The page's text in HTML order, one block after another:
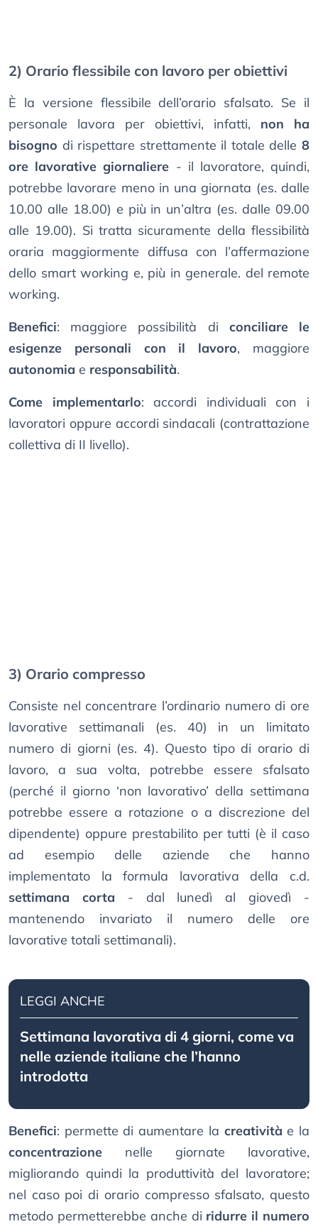
2) Orario flessibile con lavoro per obiettivi
È la versione flessibile dell’orario sfalsato. Se il
personale lavora per obiettivi, infatti, non ha
bisogno di rispettare strettamente il totale delle 8
ore lavorative giornaliere - il lavoratore, quindi,
potrebbe lavorare meno in una giornata (es. dalle
10.00 alle 18.00) e più in un’altra (es. dalle 09.00
alle 19.00). Si tratta sicuramente della flessibilità
oraria maggiormente diffusa con l’affermazione
dello smart working e, più in generale. del remote
working.
Benefici: maggiore possibilità di conciliare le
esigenze personali con il lavoro, maggiore
autonomia e responsabilità.
Come implementarlo: accordi individuali con i
lavoratori oppure accordi sindacali (contrattazione
collettiva di II livello).
3) Orario compresso
Consiste nel concentrare l’ordinario numero di ore
lavorative settimanali (es. 40) in un limitato
numero di giorni (es. 4). Questo tipo di orario di
lavoro, a sua volta, potrebbe essere sfalsato
(perché il giorno ‘non lavorativo’ della settimana
potrebbe essere a rotazione o a discrezione del
dipendente) oppure prestabilito per tutti (è il caso
ad esempio delle aziende che hanno
implementato la formula lavorativa della c.d.
settimana corta - dal lunedì al giovedì -
mantenendo invariato il numero delle ore
lavorative totali settimanali).
LEGGI ANCHE
Settimana lavorativa di 4 giorni, come va
nelle aziende italiane che l’hanno
introdotta
Benefici: permette di aumentare la creatività e la
concentrazione nelle giornate lavorative,
migliorando quindi la produttività del lavoratore;
nel caso poi di orario compresso sfalsato, questo
metodo permetterebbe anche di ridurre il numero